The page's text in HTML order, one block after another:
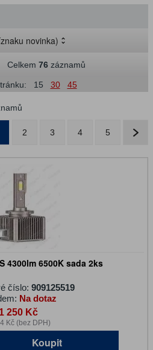
novinka)
76záznamů
15 30 45
2 3 4 5
4300lm 6500K sada 2ks
číslo: 909125519
Na dotaz
1 250 Kč
Kč (bez DPH)
Koupit